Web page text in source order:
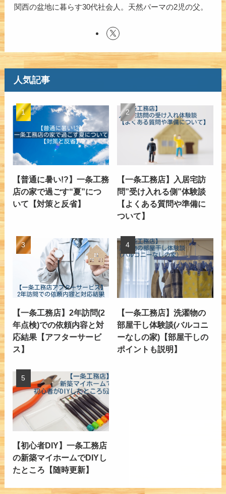
関西の盆地に暮らす30代社会人。天然パーマの2児の父。
人気記事
【普通に暑い!?】一条工務
店の家で過ごす“夏”につ
いて【対策と反省】
【一条工務店】入居宅訪
問”受け入れる側”体験談
【よくある質問や準備に
ついて】
【一条工務店】2年訪問(2
年点検)での依頼内容と対
応結果【アフターサービ
ス】
【一条工務店】洗濯物の
部屋干し体験談(バルコニ
ーなしの家)【部屋干しの
ポイントも説明】
【初心者DIY】一条工務店
の新築マイホームでDIYし
たところ【随時更新】